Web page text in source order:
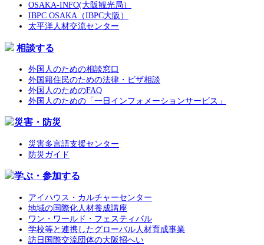
OSAKA-INFO(大阪観光局）
IBPC OSAKA（IBPC大阪）
太平洋人材交流センター
相談する
外国人のための相談窓口
外国籍住民のための法律・ビザ相談
外国人のためのFAQ
外国人のための「一日インフォメーションサービス」
災害・防災
災害多言語支援センター
防災ガイド
学ぶ・参加する
アイハウス・カルチャーセンター
地域の国際化人材養成講座
ワン・ワールド・フェスティバル
学校等と連携したグローバル人材育成事業
訪日国際交流団体の大阪招へい